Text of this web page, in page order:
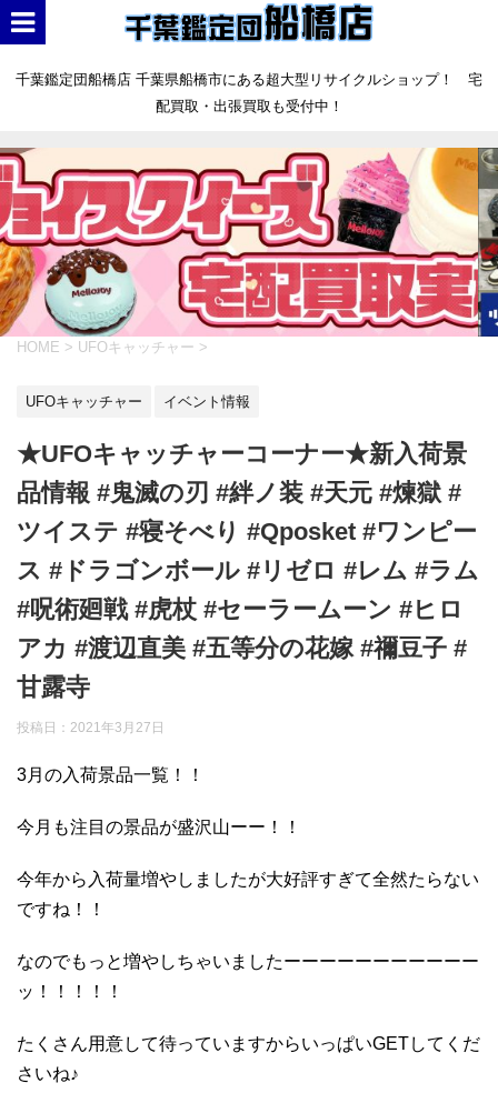
千葉鑑定団船橋店 千葉県船橋市にある超大型リサイクルショップ！ 宅
配買取・出張買取も受付中！
HOME > UFOキャッチャー >
UFOキャッチャー イベント情報
★UFOキャッチャーコーナー★新入荷景
品情報 #鬼滅の刃 #絆ノ装 #天元 #煉獄 #
ツイステ #寝そべり #Qposket #ワンピー
ス #ドラゴンボール #リゼロ #レム #ラム
#呪術廻戦 #虎杖 #セーラームーン #ヒロ
アカ #渡辺直美 #五等分の花嫁 #禰豆子 #
甘露寺
投稿日： 2021年3月27日
3月の入荷景品一覧！！
今月も注目の景品が盛沢山ーー！！
今年から入荷量増やしましたが大好評すぎて全然たらない
ですね！！
なのでもっと増やしちゃいましたーーーーーーーーーーー
ッ！！！！！
たくさん用意して待っていますからいっぱいGETしてくだ
さいね♪